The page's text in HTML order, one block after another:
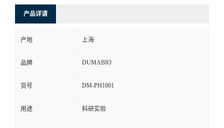
式
在
线
留
产品详请
产地 上海
品牌 DUMABIO
货号 DM-PH1001
用途 科研实验